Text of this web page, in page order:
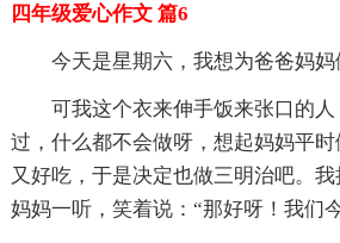
四年级爱心作文 篇6
今天是星期六，我想为爸爸妈妈
可我这个衣来伸手饭来张口的
过，什么都不会做呀，想起妈妈平
又好吃，于是决定也做三明治吧。我
妈妈一听，笑着说：“那好呀！我们